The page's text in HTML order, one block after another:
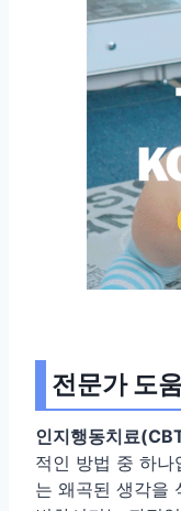
전문가 도
인지행동치료
적인 방법 중 하
는 왜곡된 생각을